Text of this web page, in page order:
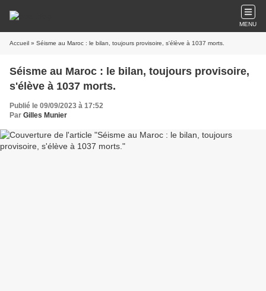
MENU
Accueil » Séisme au Maroc : le bilan, toujours provisoire, s'élève à 1037 morts.
Séisme au Maroc : le bilan, toujours provisoire,
s'élève à 1037 morts.
Publié le 09/09/2023 à 17:52
Par Gilles Munier